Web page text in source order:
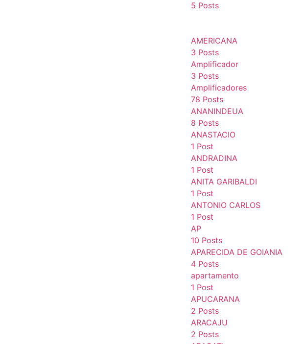
5 Posts
AMERICANA
3 Posts
Amplificador
3 Posts
Amplificadores
78 Posts
ANANINDEUA
8 Posts
ANASTACIO
1 Post
ANDRADINA
1 Post
ANITA GARIBALDI
1 Post
ANTONIO CARLOS
1 Post
AP
10 Posts
APARECIDA DE GOIANIA
4 Posts
apartamento
1 Post
APUCARANA
2 Posts
ARACAJU
2 Posts